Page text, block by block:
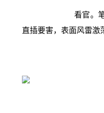
看官。
直插要害，表面风雷激